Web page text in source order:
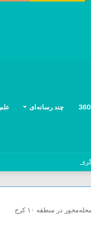
چند رسانه‌ای
برای زیرساخت‌های البرز به
در منطقه ۱۰ کرج